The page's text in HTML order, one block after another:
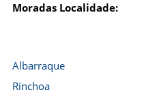
Moradas Localidade:
Albarraque
Rinchoa